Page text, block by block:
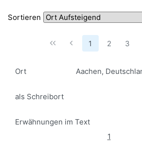
Sortieren
1 2 3
Ort Aachen,
als Schreibort
Erwähnungen im Text
1